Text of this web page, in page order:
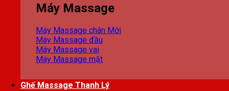
Máy Massage
Máy Massage chân
Máy Massage đầu
Máy Massage vai
Máy Massage mặt
Ghế Massage Thanh Lý